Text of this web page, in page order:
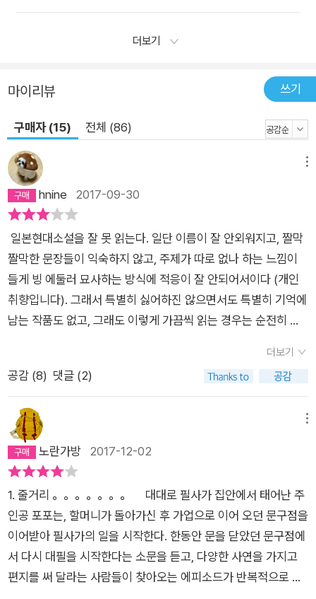
더보기
마이리뷰 쓰기
구매자 (15) 전체 (86)
hnine 2017-09-30
일본현대소설을 잘 못 읽는다. 일단 이름이 잘 안외워지고, 짤막
짤막한 문장들이 익숙하지 않고, 주제가 따로 없나 하는 느낌이
들게 빙 에둘러 묘사하는 방식에 적응이 잘 안되어서이다 (개인
취향입니다). 그래서 특별히 싫어하진 않으면서도 특별히 기억에
남는 작품도 없고, 그래도 이렇게 가끔씩 읽는 경우는 순전히 순
은 그런 책일까? 했는데 배송되어 온 것을 보니 그렇지 않다. 그
리고 나무결 무늬의 표지와 속지가 무척 예쁘다. 브라운색 모노톤
은 물론 몰랐다해도, '문구점'! 그냥 이유없이 정감있는 이름.저자
인 오가와 이토는 첫소설이자 베스트셀러가 된 <달팽이 식당>
으로 알려진 일본의 대표적인 여성 작가라고 한다. 나는 물론 읽
현대 소설에도 기승전결 구조가 필요한지는 모르겠지만 이 소설
엔 딱히 기승전결이 없다고 봐도 좋을 정도로 물 흐르듯, 어느 한
시기의 일기장을 뜯어내어 책으로 만든 것처럼 그렇게 한 페이지
한 페이지가 넘어간다. 큰 사건도 없지만 그렇다고 아무 사건도
없진 않다. 간판은 문구점이라고 달고 있지만 편지를 대신 써주는
더보기
공감 (8) 댓글 (2)
노란가방 2017-12-02
1. 줄거리 。。。。。。。​ 대대로 필사가 집안에서 태어난 주
인공 포포는, 할머니가 돌아가신 후 가업으로 이어 오던 문구점을
이어받아 필사가의 일을 시작한다. 한동안 문을 닫았던 문구점에
서 다시 대필을 시작한다는 소문을 듣고, 다양한 사연을 가지고
편지를 써 달라는 사람들이 찾아오는 에피소드가 반복적으로 이